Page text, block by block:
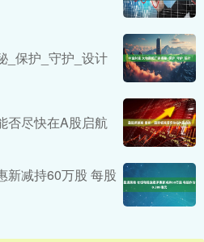
_保护_守护_设计
否尽快在A股启航
新减持60万股 每股